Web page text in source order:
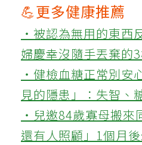
💪更多健康推薦
‧被認為無用的東西
婦慶幸沒隨手丟棄的
‧健檢血糖正常別安
見的隱患」：失智、
‧兒邀84歲寡母搬來
還有人照顧」1個月